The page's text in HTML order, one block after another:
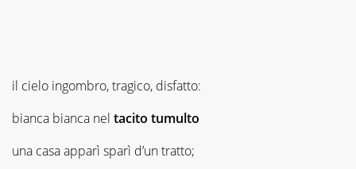
il cielo ingombro, tragico, disfatto:
bianca bianca nel tacito tumulto
una casa apparì sparì d’un tratto;